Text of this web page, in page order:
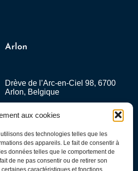
aux cookies
des technologies telles que les
des appareils. Le fait de consentir à
données telles que le comportement de
de ne pas consentir ou de retirer son
caractéristiques et fonctions.
Arlon
Drève de l’Arc-en-Ciel 98, 6700
Arlon, Belgique